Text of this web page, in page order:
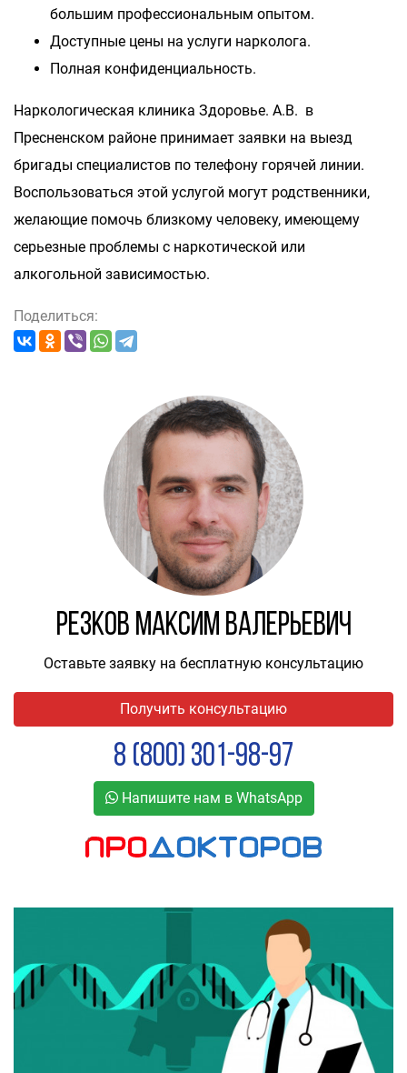
большим профессиональным опытом.
Доступные цены на услуги нарколога.
Полная конфиденциальность.
Наркологическая клиника Здоровье. А.В. в
Пресненском районе принимает заявки на выезд
бригады специалистов по телефону горячей линии.
Воспользоваться этой услугой могут родственники,
желающие помочь близкому человеку, имеющему
серьезные проблемы с наркотической или
алкогольной зависимостью.
Поделиться:
Резков Максим Валерьевич
Оставьте заявку на бесплатную консультацию
Получить консультацию
8 (800) 301-98-97
Напишите нам в WhatsApp